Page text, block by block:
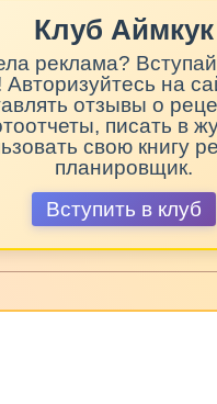
Клуб Аймкук
реклама?
Авторизуйтесь на
отзывы о
писать в
свою книгу
планировщик.
Вступить в клуб